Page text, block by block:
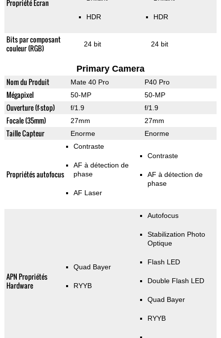
Propriété Ecran
HDR HDR
Bits par composant
couleur (RGB)
24 bit 24 bit
Primary Camera
Nom du Produit Mate 40 Pro P40 Pro
Mégapixel 50-MP 50-MP
Ouverture (f-stop) f/1.9 f/1.9
Focale (35mm) 27mm 27mm
Taille Capteur Enorme Enorme
Propriétés autofocus
Contraste
AF à détection de
phase
AF Laser
Contraste
AF à détection de
phase
APN Propriétés
Hardware
Quad Bayer
RYYB
Autofocus
Stabilization Photo
Optique
Flash LED
Double Flash LED
Quad Bayer
RYYB